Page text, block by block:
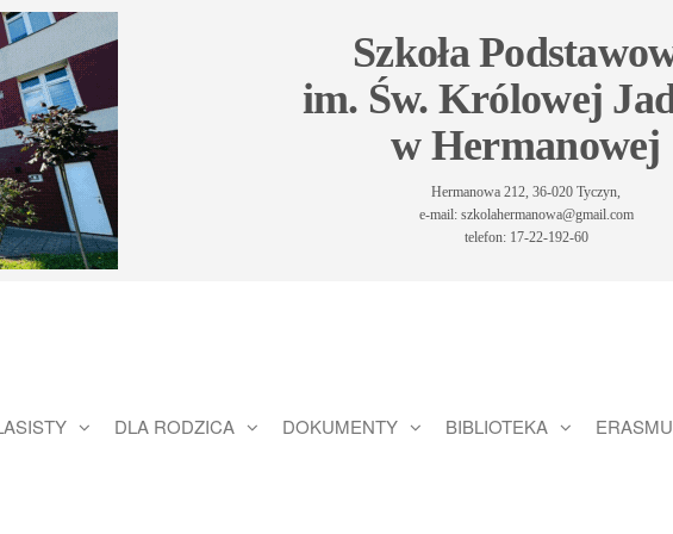
Szkoła
im. Św. Królowej
w Hermanowej
Hermanowa 212, 36-020 Tyczyn,
e-mail: szkolahermanowa@gmail.com
telefon: 17-22-192-60
DLA RODZICA DOKUMENTY BIBLIOTEKA